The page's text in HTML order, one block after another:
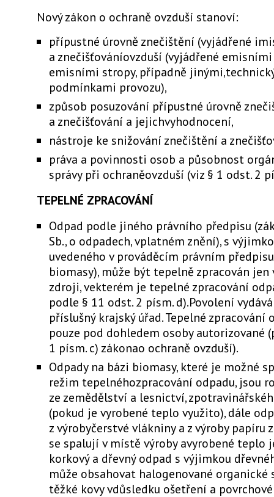
Nový zákon o ochraně ovzduší stanoví:
přípustné úrovně znečištění (vyjádřené
a znečišťováníovzduší (vyjádřené
emisními stropy, případně
podmínkami provozu),
způsob posuzování přípustné úrovně
a znečišťování a jejichvyhodnocení,
nástroje ke snižování znečištění a
práva a povinnosti osob a působnost
správy při ochraněovzduší (viz § 1 odst. 2
TEPELNÉ ZPRACOVÁNÍ
Odpad podle jiného právního předpisu
Sb., o odpadech, vplatném znění), s
uvedeného v prováděcím právním
biomasy), může být tepelně zpracován
zdroji, vekterém je tepelné zpracování
podle § 11 odst. 2 písm. d).Povolení
příslušný krajský úřad. Tepelné zpracování
pouze pod dohledem osoby autorizované
1 písm. c) zákonao ochraně ovzduší).
Odpady na bázi biomasy, které je možné
režim tepelnéhozpracování odpadu, jsou
ze zemědělství a lesnictví,
(pokud je vyrobené teplo využito), dále
z výrobyčerstvé vlákniny a z výroby papíru
se spalují v místě výroby avyrobené teplo
korkový a dřevný odpad s výjimkou
může obsahovat halogenované organické
těžké kovy vdůsledku ošetření a